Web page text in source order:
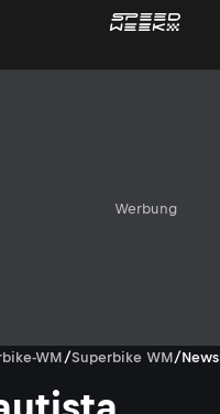
Werbung
WM /Superbike WM/News